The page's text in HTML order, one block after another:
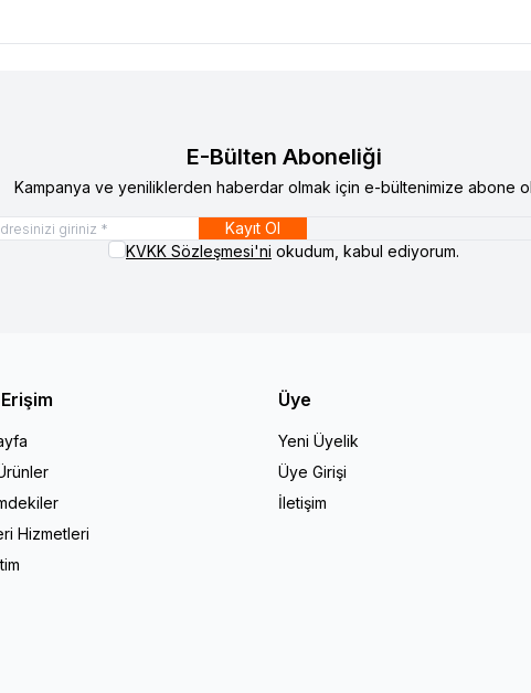
E-Bülten Aboneliği
Kampanya ve yeniliklerden haberdar olmak için e-bültenimize abone
Kayıt Ol
KVKK Sözleşmesi'ni okudum, kabul ediyorum.
Erişim
Hizmetleri
Üye
Yeni Üyelik
Üye Girişi
İletişim